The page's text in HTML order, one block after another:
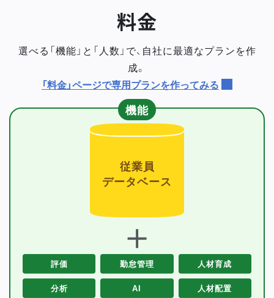
料金
選べる「機能」と「人数」で、自社に最適なプランを作
成。
「料金」ページで専用プランを作ってみる
機能
従業員
データベース
＋
評価 勤怠管理 人材育成
分析 AI 人材配置